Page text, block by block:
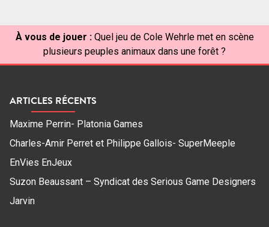
À vous de jouer : Quel jeu de Cole Wehrle met en scène
plusieurs peuples animaux dans une forêt ?
ARTICLES RÉCENTS
Maxime Perrin- Platonia Games
Charles-Amir Perret et Philippe Gallois- SuperMeeple
EnVies EnJeux
Suzon Beaussant – Syndicat des Serious Game Designers
Jarvin